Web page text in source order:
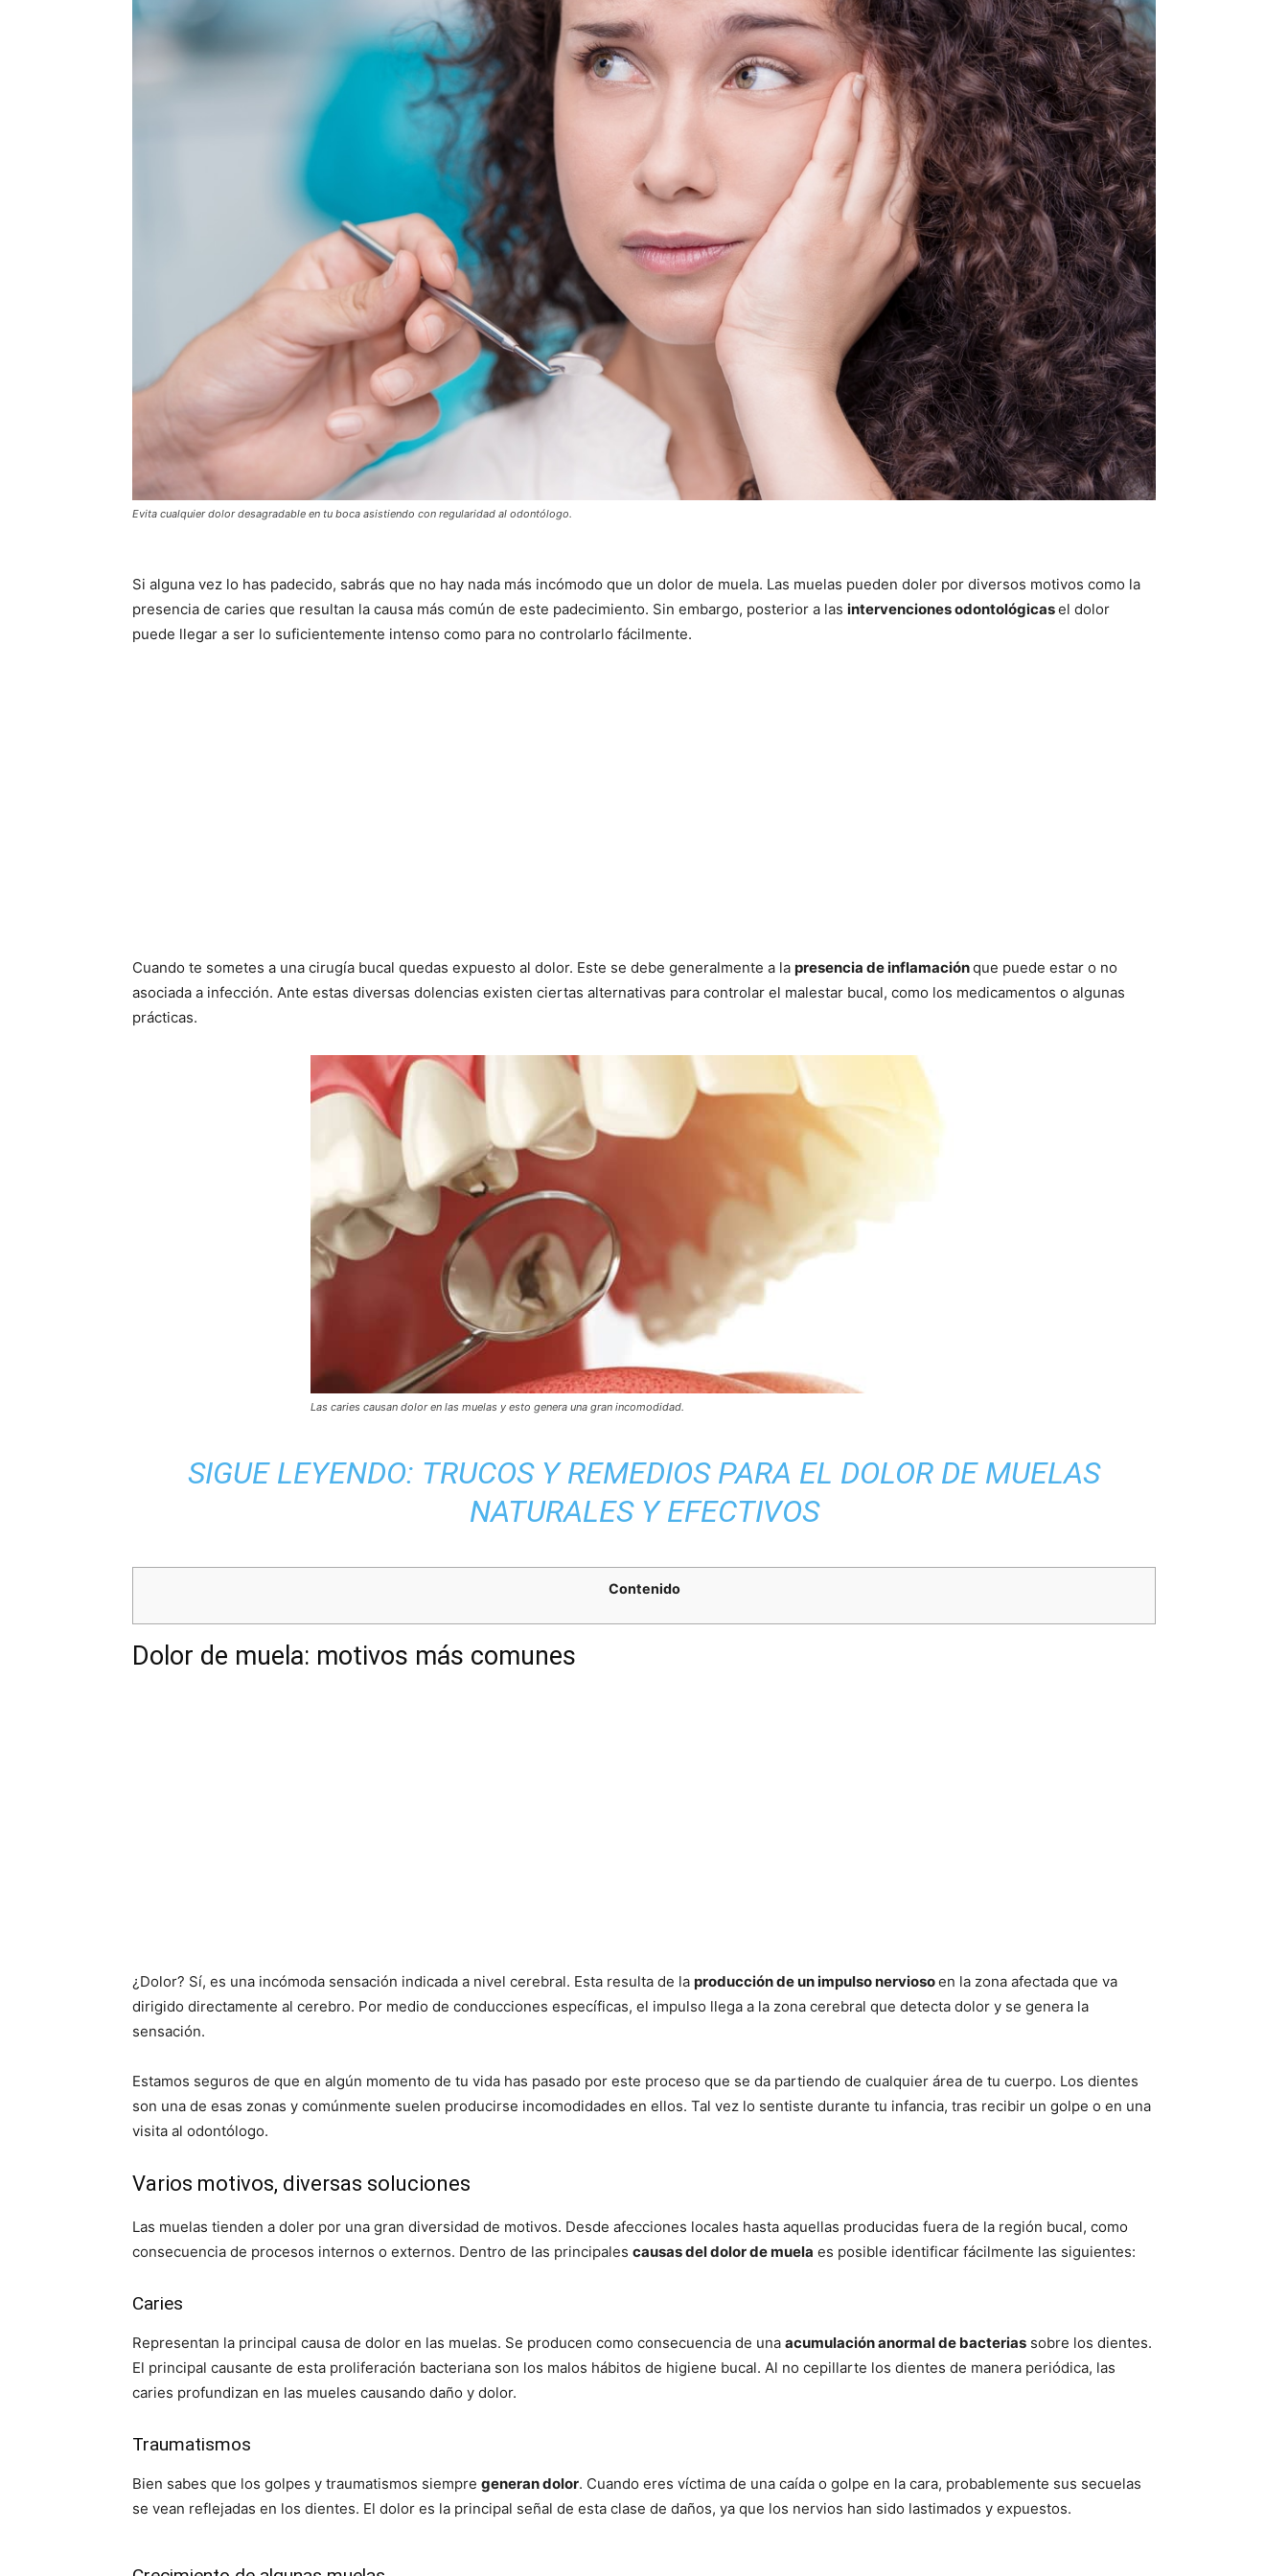
Evita cualquier dolor desagradable en tu boca asistiendo con regularidad al odontólogo.
Si alguna vez lo has padecido, sabrás que no hay nada más incómodo que un dolor de muela. Las muelas pueden doler por diversos motivos como la
presencia de caries que resultan la causa más común de este padecimiento. Sin embargo, posterior a las intervenciones odontológicasel dolor
puede llegar a ser lo suficientemente intenso como para no controlarlo fácilmente.
Cuando te sometes a una cirugía bucal quedas expuesto al dolor. Este se debe generalmente a la presencia de inflamaciónque puede estar o no
asociada a infección. Ante estas diversas dolencias existen ciertas alternativas para controlar el malestar bucal, como los medicamentos o algunas
prácticas.
Las caries causan dolor en las muelas y esto genera una gran incomodidad.
SIGUE LEYENDO: TRUCOS Y REMEDIOS PARA EL DOLOR DE MUELAS
NATURALES Y EFECTIVOS
Contenido
Dolor de muela: motivos más comunes
¿Dolor? Sí, es una incómoda sensación indicada a nivel cerebral. Esta resulta de la producción de un impulso nerviosoen la zona afectada que va
dirigido directamente al cerebro. Por medio de conducciones específicas, el impulso llega a la zona cerebral que detecta dolor y se genera la
sensación.
Estamos seguros de que en algún momento de tu vida has pasado por este proceso que se da partiendo de cualquier área de tu cuerpo. Los dientes
son una de esas zonas y comúnmente suelen producirse incomodidades en ellos. Tal vez lo sentiste durante tu infancia, tras recibir un golpe o en una
visita al odontólogo.
Varios motivos, diversas soluciones
Las muelas tienden a doler por una gran diversidad de motivos. Desde afecciones locales hasta aquellas producidas fuera de la región bucal, como
consecuencia de procesos internos o externos. Dentro de las principales causas del dolor de muela es posible identificar fácilmente las siguientes:
Caries
Representan la principal causa de dolor en las muelas. Se producen como consecuencia de una acumulación anormal de bacterias sobre los dientes.
El principal causante de esta proliferación bacteriana son los malos hábitos de higiene bucal. Al no cepillarte los dientes de manera periódica, las
caries profundizan en las mueles causando daño y dolor.
Traumatismos
Bien sabes que los golpes y traumatismos siempre generan dolor. Cuando eres víctima de una caída o golpe en la cara, probablemente sus secuelas
se vean reflejadas en los dientes. El dolor es la principal señal de esta clase de daños, ya que los nervios han sido lastimados y expuestos.